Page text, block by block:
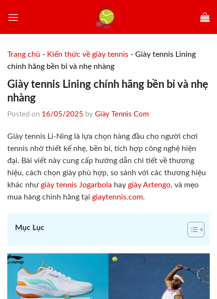
Trang chủ - Kiến thức về giày tennis - Giày tennis Lining
chính hãng bền bỉ và nhẹ nhàng
Giày tennis Lining chính hãng bền bỉ và nhẹ
nhàng
Posted on 16/05/2025 by Giày Tennis Com
Giày tennis Li-Ning là lựa chọn hàng đầu cho người chơi
tennis nhờ thiết kế nhẹ, bền bỉ, tích hợp công nghệ hiện
đại. Bài viết này cung cấp hướng dẫn chi tiết về thương
hiệu, cách chọn giày phù hợp, so sánh với các thương hiệu
khác như giày tennis Jogarbola hay giày Artengo, và mẹo
mua hàng chính hãng tại giaytennis.com.
Mục Lục